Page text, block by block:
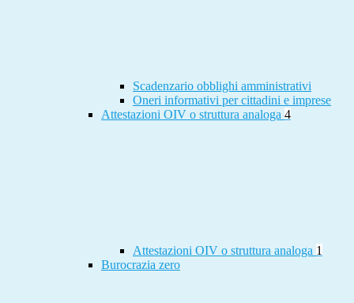
Scadenzario obblighi amministrativi
Oneri informativi per cittadini e imprese
Attestazioni OIV o struttura analoga 4
Attestazioni OIV o struttura analoga 1
Burocrazia zero